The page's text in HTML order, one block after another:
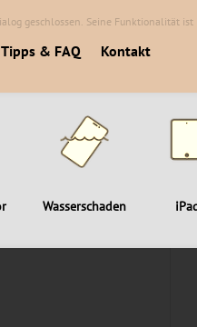
Tipps & FAQ Kontakt
Wasserschaden
geschlossen. Seine Funktionalität